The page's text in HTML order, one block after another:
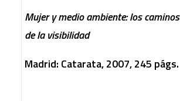
Mujer y medio ambiente: los caminos
de la visibilidad
Madrid: Catarata, 2007, 245 págs.